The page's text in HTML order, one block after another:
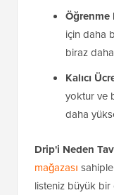
Öğrenme
için daha
biraz
Kalıcı
yoktur ve
daha
Drip'i Neden
mağazası
listeniz büyük